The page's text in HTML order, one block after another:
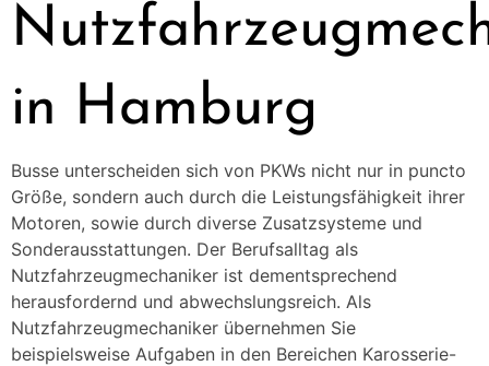
in Hamburg
Busse unterscheiden sich von PKWs nicht nur in puncto
Größe, sondern auch durch die Leistungsfähigkeit ihrer
Motoren, sowie durch diverse Zusatzsysteme und
Sonderausstattungen. Der Berufsalltag als
Nutzfahrzeugmechaniker ist dementsprechend
herausfordernd und abwechslungsreich. Als
Nutzfahrzeugmechaniker übernehmen Sie
beispielsweise Aufgaben in den Bereichen Karosserie-